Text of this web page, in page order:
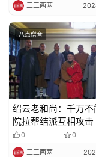
三三两两
八点僧音
绍云老和尚：千万不
院拉帮结派互相攻击
0 0
三三两两